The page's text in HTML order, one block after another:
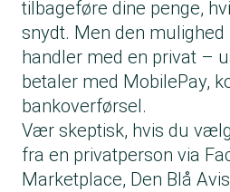
tilbageføre dine penge,
snydt. Men den mulighed
handler med en privat –
betaler med MobilePay,
bankoverførsel.
Vær skeptisk, hvis du
fra en privatperson via
Marketplace, Den Blå